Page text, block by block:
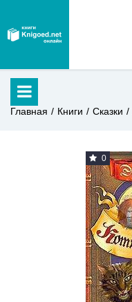
Главная Книги Сказки
0